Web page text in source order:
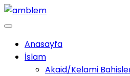
Anasayfa
İslam
Akaid/Kelami